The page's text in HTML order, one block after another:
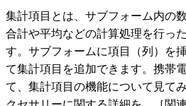
集計項目とは、サブフォーム内の
合計や平均などの計算処理を行っ
す。サブフォームに項目（列）を
て集計項目を追加できます。携帯
て、集計項目の機能について見て